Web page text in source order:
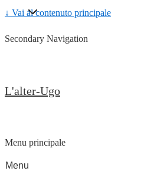
↓ Vai al contenuto principale
Secondary Navigation
L'alter-Ugo
Menu principale
Menu